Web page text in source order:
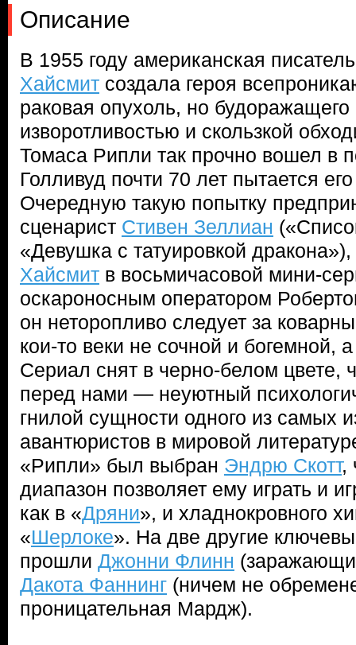
Описание
В 1955 году американская
Хайсмит создала героя
раковая опухоль, но будоражащего
изворотливостью и скользкой
Томаса Рипли так прочно вошел в
Голливуд почти 70 лет пытается
Очередную такую попытку
сценарист Стивен Зеллиан
«Девушка с татуировкой
Хайсмит в восьмичасовой мини-
оскароносным оператором
он неторопливо следует за
кои-то веки не сочной и богемной,
Сериал снят в черно-белом цвете,
перед нами — неуютный
гнилой сущности одного из самых
авантюристов в мировой
«Рипли» был выбран Эндрю Скотт,
диапазон позволяет ему играть и
как в «Дряни», и хладнокровного
«Шерлоке». На две другие
прошли Джонни Флинн
Дакота Фаннинг (ничем не
проницательная Мардж).